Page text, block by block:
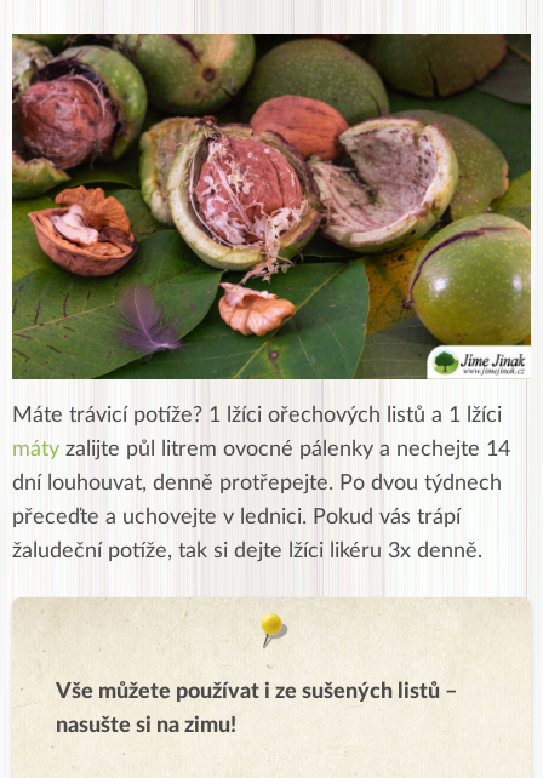
Máte trávicí potíže? 1 lžíci ořechových listů a 1 lžíci
máty zalijte půl litrem ovocné pálenky a nechejte 14
dní louhouvat, denně protřepejte. Po dvou týdnech
přeceďte a uchovejte v lednici. Pokud vás trápí
žaludeční potíže, tak si dejte lžíci likéru 3x denně.
Vše můžete používat i ze sušených listů –
nasušte si na zimu!